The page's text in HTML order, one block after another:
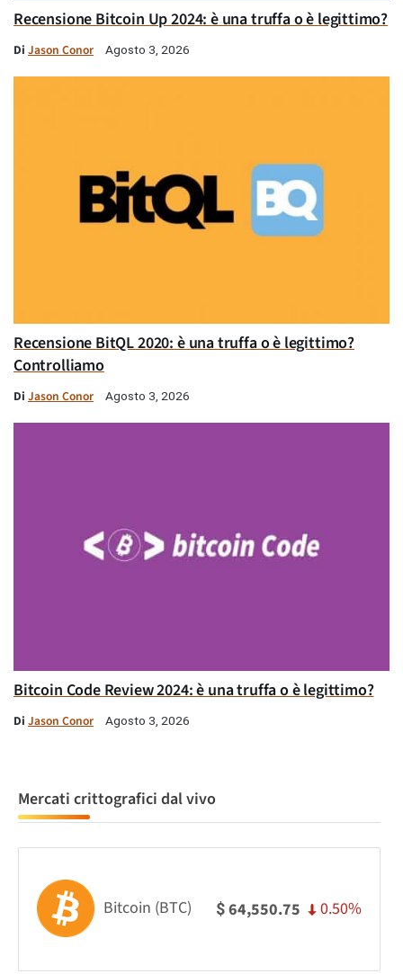
Recensione Bitcoin Up 2024: è una truffa o è legittimo?
Di Jason Conor Agosto 3, 2026
Recensione BitQL 2020: è una truffa o è legittimo?
Controlliamo
Di Jason Conor Agosto 3, 2026
Bitcoin Code Review 2024: è una truffa o è legittimo?
Di Jason Conor Agosto 3, 2026
Mercati crittografici dal vivo
Bitcoin (BTC) $64,550.75 0.50%